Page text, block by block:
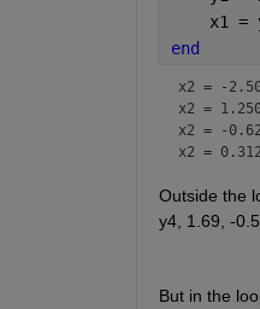
x1 =
end
x2 = -
x2 =
x2 = -
x2 =
Outside the
y4, 1.69, -
But in the